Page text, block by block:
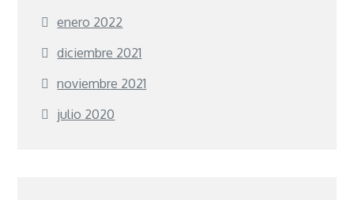
enero 2022
diciembre 2021
noviembre 2021
julio 2020